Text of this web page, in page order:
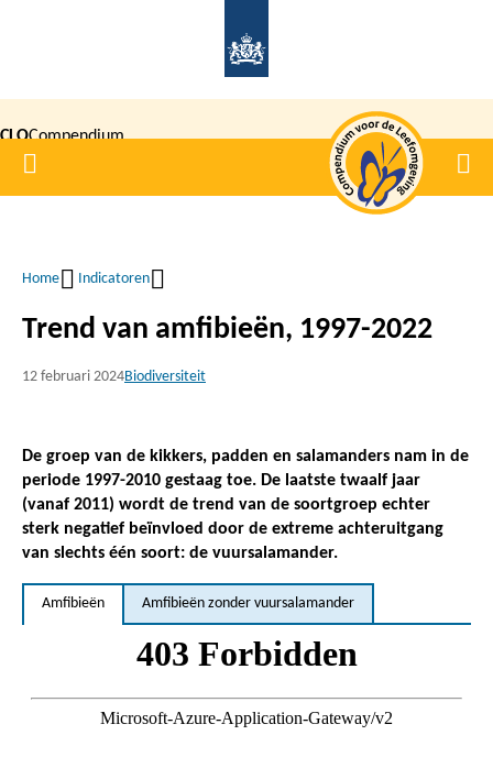
inhoud
gaan
CLOCompendium
voor de
Home
Kruimelpad
Home Indicatoren
Trend van amfibieën, 1997-2022
12 februari 2024Biodiversiteit
De groep van de kikkers, padden en salamanders nam in de
periode 1997-2010 gestaag toe. De laatste twaalf jaar
(vanaf 2011) wordt de trend van de soortgroep echter
sterk negatief beïnvloed door de extreme achteruitgang
van slechts één soort: de vuursalamander.
Amfibieën Amfibieën zonder vuursalamander